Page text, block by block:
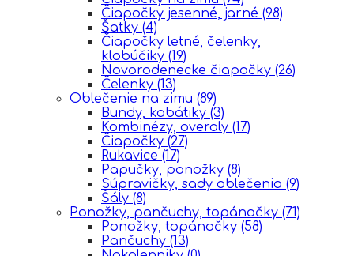
Čiapočky jesenné, jarné (98)
Šatky (4)
Čiapočky letné, čelenky,
klobúčiky (19)
Novorodenecke čiapočky (26)
Čelenky (13)
Oblečenie na zimu (89)
Bundy, kabátiky (3)
Kombinézy, overaly (17)
Čiapočky (27)
Rukavice (17)
Papučky, ponožky (8)
Súpravičky, sady oblečenia (9)
Šály (8)
Ponožky, pančuchy, topánočky (71)
Ponožky, topánočky (58)
Pančuchy (13)